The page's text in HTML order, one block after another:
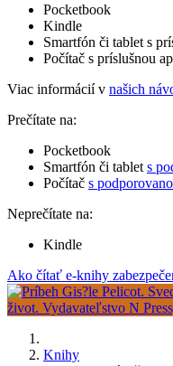
Pocketbook
Kindle
Smartfón či tablet s
Počítač s príslušnou
Viac informácií v našich
Prečítate na:
Pocketbook
Smartfón či tablet s
Počítač s
Neprečítate na:
Kindle
Ako čítať e-knihy
Knihy